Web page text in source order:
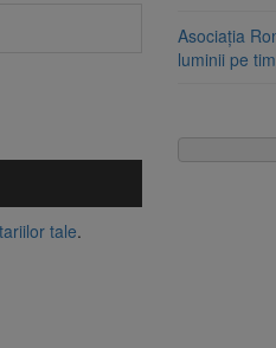
tale.
Asociația
luminii pe